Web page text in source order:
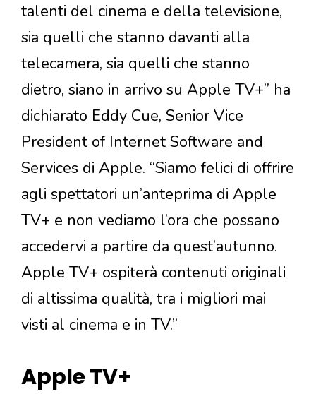
talenti del cinema e della televisione,
sia quelli che stanno davanti alla
telecamera, sia quelli che stanno
dietro, siano in arrivo su Apple TV+” ha
dichiarato Eddy Cue, Senior Vice
President of Internet Software and
Services di Apple. “Siamo felici di offrire
agli spettatori un’anteprima di Apple
TV+ e non vediamo l’ora che possano
accedervi a partire da quest’autunno.
Apple TV+ ospiterà contenuti originali
di altissima qualità, tra i migliori mai
visti al cinema e in TV.”
Apple TV+